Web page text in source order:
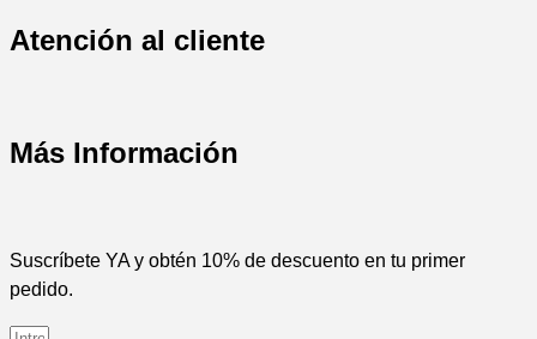
Atención al cliente
Más Información
Suscríbete YA y obtén 10% de descuento en tu primer
pedido.